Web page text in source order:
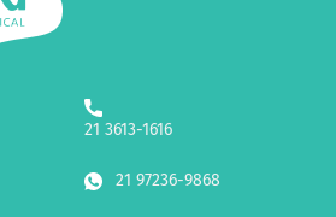
21 3613-1616
21 97236-9868